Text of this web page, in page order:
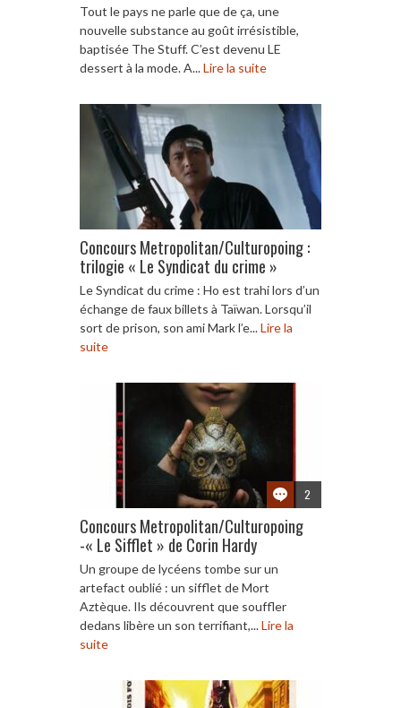
Tout le pays ne parle que de ça, une
nouvelle substance au goût irrésistible,
baptisée The Stuff. C’est devenu LE
dessert à la mode. A...Lire la suite
Concours Metropolitan/Culturopoing :
trilogie « Le Syndicat du crime »
Le Syndicat du crime : Ho est trahi lors d’un
échange de faux billets à Taïwan. Lorsqu’il
sort de prison, son ami Mark l’e...Lire la
suite
2
Concours Metropolitan/Culturopoing
-« Le Sifflet » de Corin Hardy
Un groupe de lycéens tombe sur un
artefact oublié : un sifflet de Mort
Aztèque. Ils découvrent que souffler
dedans libère un son terrifiant,...Lire la
suite